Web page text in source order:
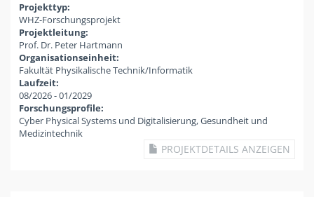
Projekttyp:
WHZ-Forschungsprojekt
Projektleitung:
Prof. Dr. Peter Hartmann
Organisationseinheit:
Fakultät Physikalische Technik/Informatik
Laufzeit:
08/2026-01/2029
Forschungsprofile:
Cyber Physical Systems und Digitalisierung, Gesundheit und
Medizintechnik
PROJEKTDETAILS ANZEIGEN